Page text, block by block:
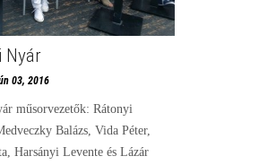
Nyár
03, 2016
műsorvezetők: Rátonyi
Balázs, Vida Péter,
Harsányi Levente és Lázár